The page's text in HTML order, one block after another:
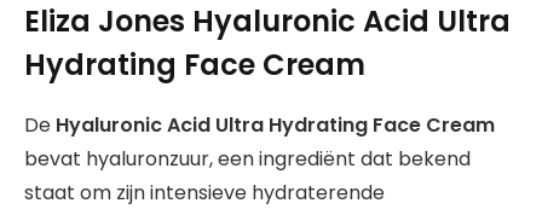
Eliza Jones Hyaluronic Acid Ultra
Hydrating Face Cream
De Hyaluronic Acid Ultra Hydrating Face Cream
bevat hyaluronzuur, een ingrediënt dat bekend
staat om zijn intensieve hydraterende